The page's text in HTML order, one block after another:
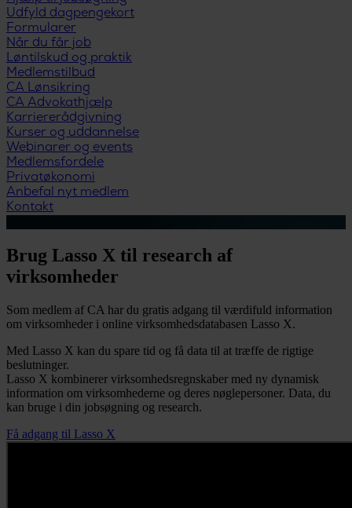
Udfyld dagpengekort
Formularer
Når du får job
Løntilskud og praktik
Medlemstilbud
CA Lønsikring
CA Advokathjælp
Karriererådgivning
Kurser og uddannelse
Webinarer og events
Medlemsfordele
Privatøkonomi
Anbefal nyt medlem
Kontakt
Brug Lasso X til research af
virksomheder
Som medlem af CA har du gratis adgang til værdifuld information
om virksomheder i online virksomhedsdatabasen Lasso X.
Med Lasso X kan du spare tid og få data til at træffe de rigtige
beslutninger.
Lasso X kombinerer virksomhedsregnskaber med ny dynamisk
information om virksomhederne og deres nøglepersoner. Data, du
kan bruge i din jobsøgning og research.
Få adgang til Lasso X